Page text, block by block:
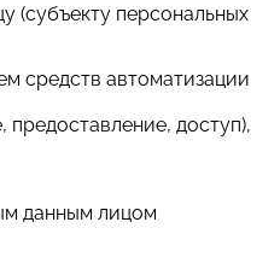
(субъекту персональных
средств автоматизации
предоставление, доступ),
данным лицом